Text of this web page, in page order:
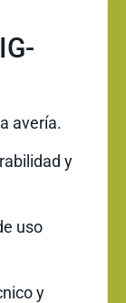
avería.
y
uso
y